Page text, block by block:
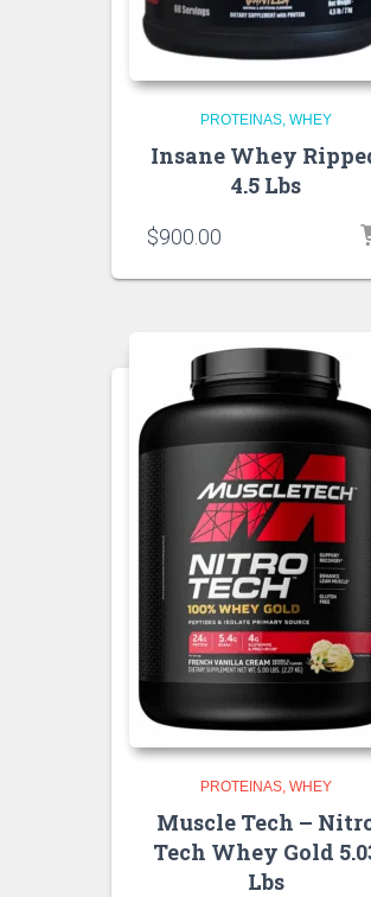
PROTEINAS WHEY
Insane Whey
4.5 Lbs
$900.00
PROTEINAS WHEY
Muscle Tech –
Tech Whey Gold
Lbs